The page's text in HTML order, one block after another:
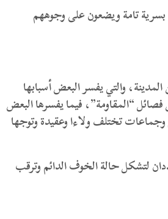
بسرية تامة ويضعون على وجوههم
والتي يفسر البعض أسبابها
“المقاومة”، فيما يفسرها البعض
وجماعات تختلف ولاءا وعقيدة وتوجها
لتشكل حالة الخوف الدائم وترقب